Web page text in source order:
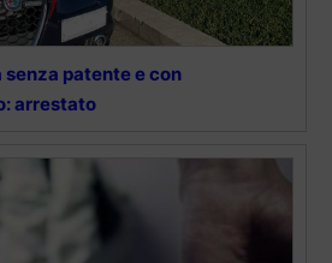
patente e con
arrestato